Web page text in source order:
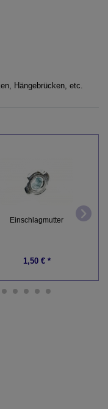
Hängebrücken, etc.
Einschlagmutter
1,50 € *